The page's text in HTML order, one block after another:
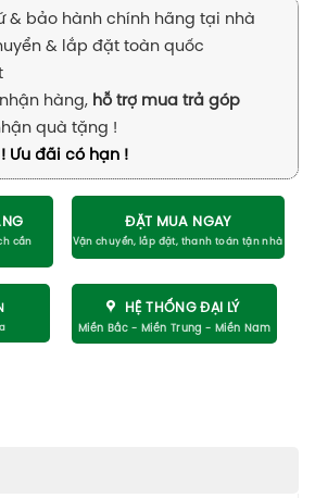
& bảo hành chính hãng tại nhà
& lắp đặt toàn quốc
hàng, hỗ trợ mua trả góp
quà tặng !
Ưu đãi có hạn !
ĐẶT MUA NGAY
HỆ THỐNG ĐẠI LÝ